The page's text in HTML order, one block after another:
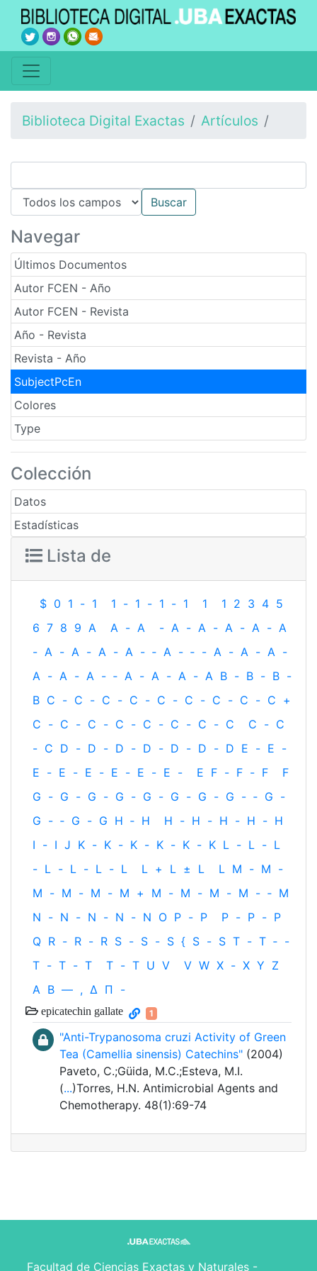
Biblioteca Digital Exactas Artículos
Navegar
Últimos Documentos
Autor FCEN - Año
Autor FCEN - Revista
Año - Revista
Revista - Año
SubjectPcEn
Colores
Type
Colección
Datos
Estadísticas
Lista de
$ 0 1 - 1 1 - 1 - 1 - 1 1 1 2 3 4 5
6 7 8 9 A A - A - A - A - A - A - A
- A - A - A - A - ‐ A - ‐ - A - A - A -
A - A - A - ‐ A - A - A - A B - B - B -
B C - C - C - C - C - C - C - C - C +
C - C - C - C - C - C - C - C C - C
- C D - D - D - D - D - D - D E - E -
E - E - E - E - E - E - E F - F - F
F
G - G - G - G - G - G - G - G - ‐ G -
G - ‐ G - G H ‐ H H - H - H - H - H
I - I J K - K - K - K - K - K L - L - L
- L - L - L - L L + L ± L L M - M -
M - M - M - M + M - M - M - M - ‐ M
N - N - N - N - N O P - P P - P - P
Q R - R - R S - S - S { S - S T - T ‐ -
T - T - T T - T U V V W X - X Y Z
Α Β — , Δ Π -
epicatechin gallate 1
"Anti-Trypanosoma cruzi Activity of Green
Tea (Camellia sinensis) Catechins" (2004)
Paveto, C.;Güida, M.C.;Esteva, M.I.
(...)Torres, H.N. Antimicrobial Agents and
Chemotherapy. 48(1):69-74
Facultad de Ciencias Exactas y Naturales -